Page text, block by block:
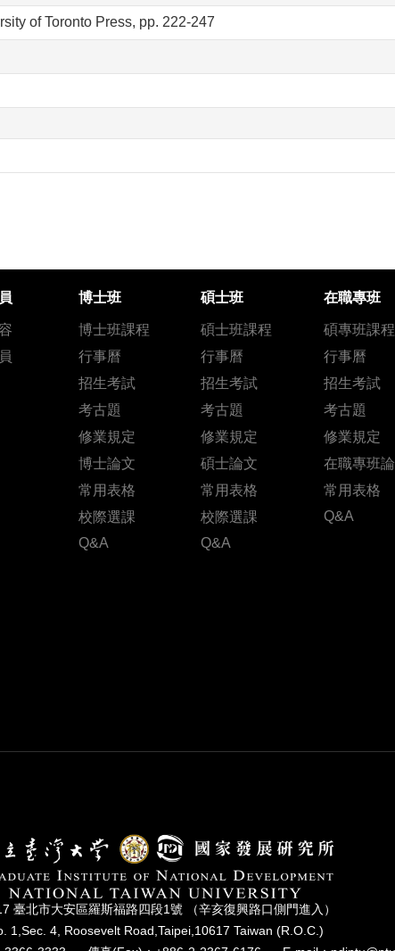
of Toronto Press, pp. 222-247
博士班
博士班課程
行事曆
招生考試
考古題
修業規定
博士論文
常用表格
校際選課
Q&A
碩士班
碩士班課程
行事曆
招生考試
考古題
修業規定
碩士論文
常用表格
校際選課
Q&A
在職專班
碩專班課程
行事曆
招生考試
考古題
修業規定
在職專班
常用表格
Q&A
臺北市⼤安區羅斯福路四段1號 （辛亥復興路⼝側⾨進入）
1,Sec. 4, Roosevelt Road,Taipei,10617 Taiwan (R.O.C.)